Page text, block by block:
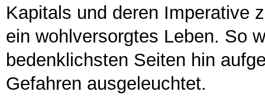
Kapitals und deren Imperative
ein wohlversorgtes Leben. So
bedenklichsten Seiten hin
Gefahren ausgeleuchtet.